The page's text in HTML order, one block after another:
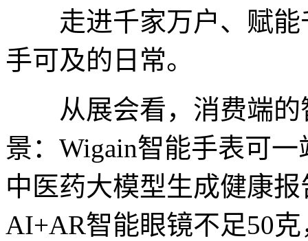
走进千家万户、赋能
手可及的日常。
从展会看，消费端的
景：Wigain智能手表可
中医药大模型生成健康
AI+AR智能眼镜不足50